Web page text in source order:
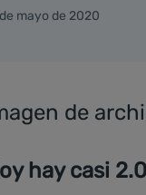
mayo de 2020
de
hay casi